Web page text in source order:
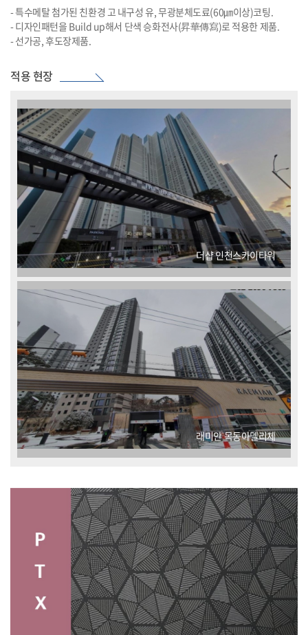
- 특수메탈 첨가된 친환경 고 내구성 유, 무광분체도료(60㎛이상)코팅.
- 디자인패턴을 Build up해서 단색 승화전사(昇華傳寫)로 적용한 제품.
- 선가공, 후도장제품.
적용 현장
더샵 인천스카이타워
래미안 목동아델리체